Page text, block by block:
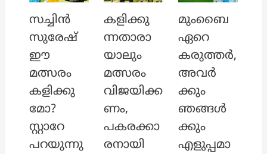
സച്ചിൻ
സുരേഷ്
ഈ
മത്സരം
കളിക്കു
മോ?
സ്റ്റാറേ
പറയുന്നു
കളിക്കു
ന്നതാരാ
യാലും
മത്സരം
വിജയിക്ക
ണം,
പകരക്കാ
രനായി
മുംബൈ
ഏറെ
കരുത്തർ,
അവർ
ക്കും
ഞങ്ങൾ
ക്കും
എളുപ്പമാ